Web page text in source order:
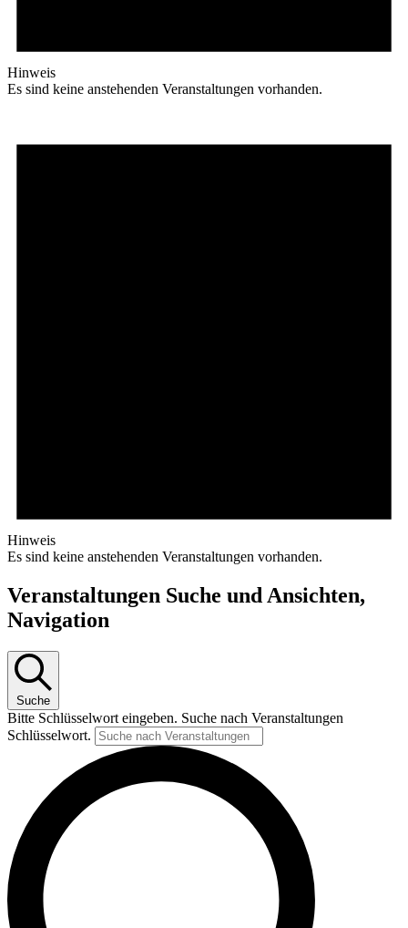
Hinweis
Es sind keine anstehenden Veranstaltungen vorhanden.
Hinweis
Es sind keine anstehenden Veranstaltungen vorhanden.
Veranstaltungen Suche und Ansichten,
Navigation
Suche
Bitte Schlüsselwort eingeben. Suche nach Veranstaltungen
Schlüsselwort.